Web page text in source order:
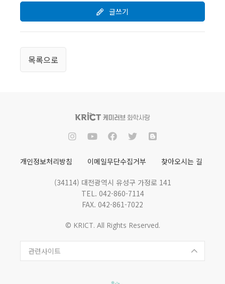
글쓰기
목록으로
개인정보처리방침 이메일무단수집거부 찾아오시는 길
(34114) 대전광역시 유성구 가정로 141
TEL. 042-860-7114
FAX. 042-861-7022
© KRICT. All Rights Reserved.
관련사이트